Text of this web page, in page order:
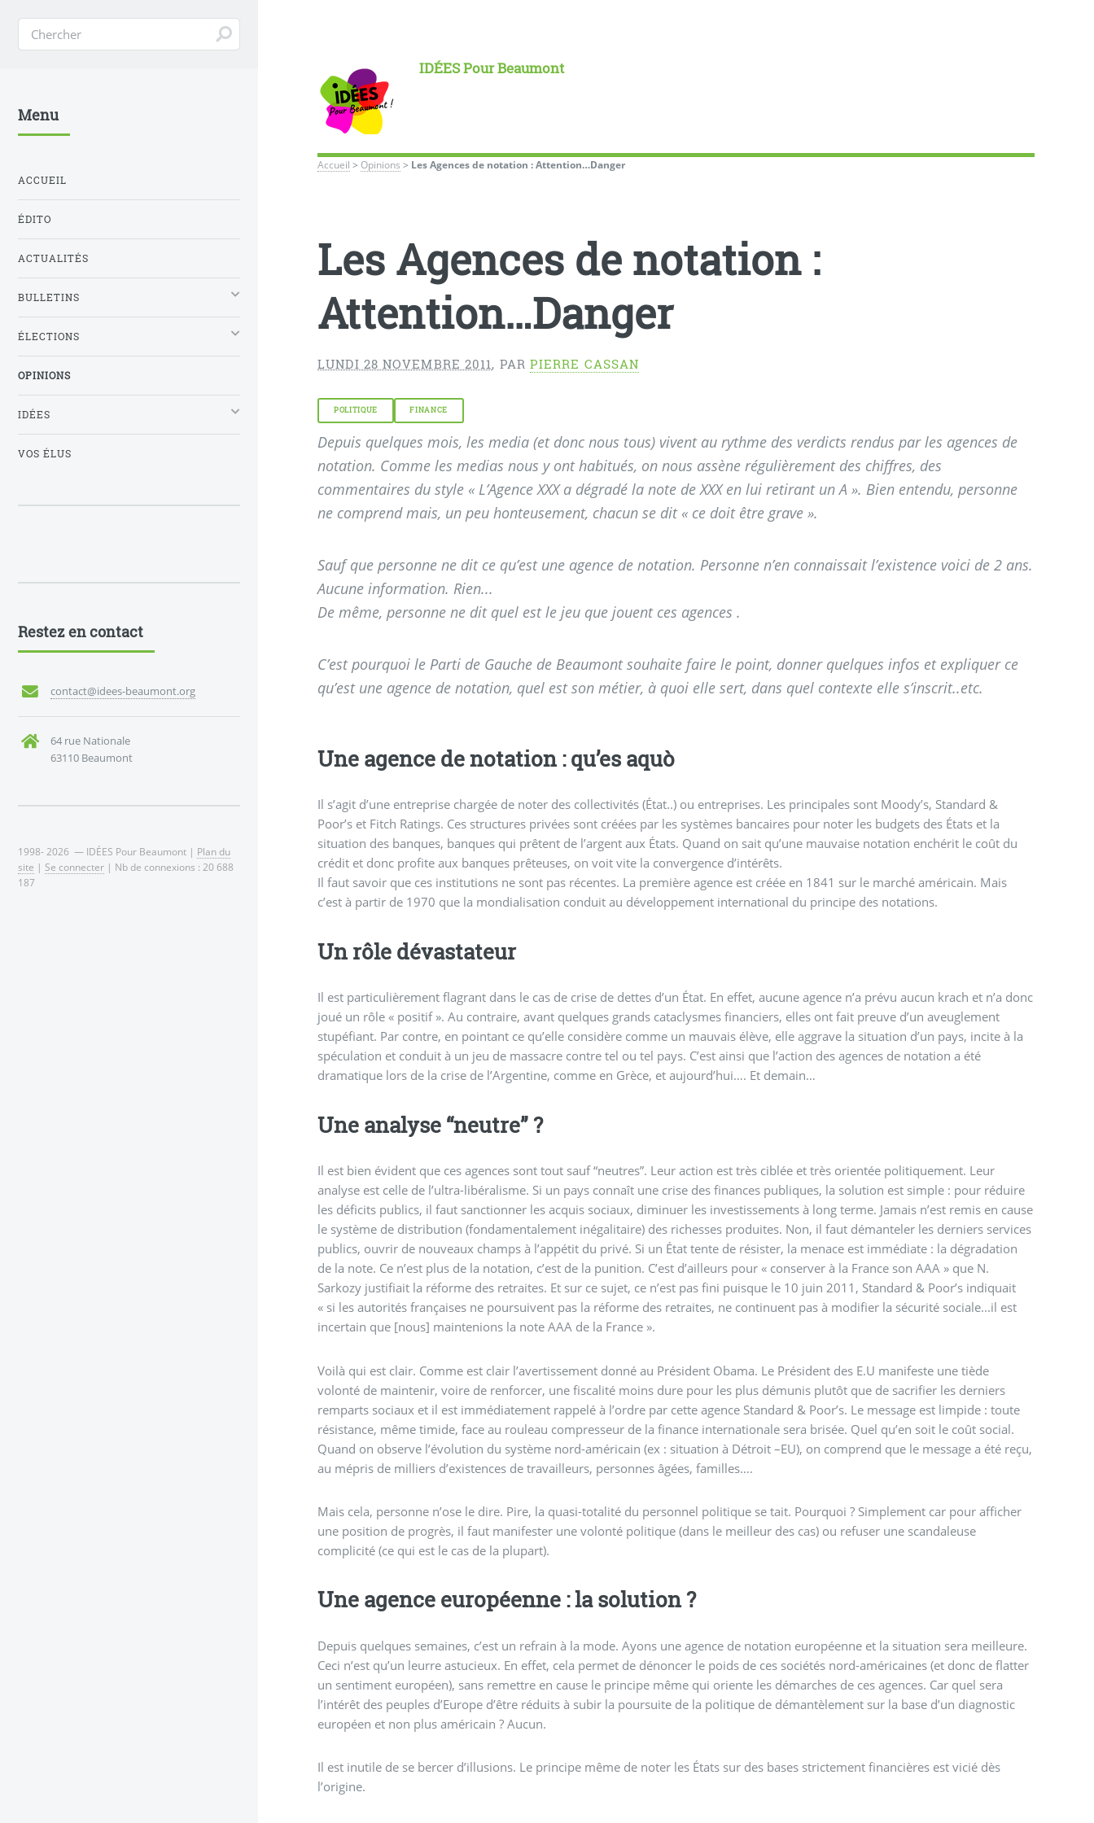
IDÉES Pour Beaumont
Accueil >Opinions > Les Agences de notation : Attention…Danger
Les Agences de notation :
Attention…Danger
LUNDI 28 NOVEMBRE 2011 , PAR PIERRE CASSAN
POLITIQUE FINANCE
Depuis quelques mois, les media (et donc nous tous) vivent au rythme des verdicts rendus par les agences de
notation. Comme les medias nous y ont habitués, on nous assène régulièrement des chiffres, des
commentaires du style « L’Agence XXX a dégradé la note de XXX en lui retirant un A ». Bien entendu, personne
ne comprend mais, un peu honteusement, chacun se dit « ce doit être grave ».
Sauf que personne ne dit ce qu’est une agence de notation. Personne n’en connaissait l’existence voici de 2 ans.
Aucune information. Rien...
De même, personne ne dit quel est le jeu que jouent ces agences .
C’est pourquoi le Parti de Gauche de Beaumont souhaite faire le point, donner quelques infos et expliquer ce
qu’est une agence de notation, quel est son métier, à quoi elle sert, dans quel contexte elle s’inscrit..etc.
Une agence de notation : qu’es aquò
Il s’agit d’une entreprise chargée de noter des collectivités (État..) ou entreprises. Les principales sont Moody’s, Standard &
Poor’s et Fitch Ratings. Ces structures privées sont créées par les systèmes bancaires pour noter les budgets des États et la
situation des banques, banques qui prêtent de l’argent aux États. Quand on sait qu’une mauvaise notation enchérit le coût du
crédit et donc profite aux banques prêteuses, on voit vite la convergence d’intérêts.
Il faut savoir que ces institutions ne sont pas récentes. La première agence est créée en 1841 sur le marché américain. Mais
c’est à partir de 1970 que la mondialisation conduit au développement international du principe des notations.
Un rôle dévastateur
Il est particulièrement flagrant dans le cas de crise de dettes d’un État. En effet, aucune agence n’a prévu aucun krach et n’a donc
joué un rôle « positif ». Au contraire, avant quelques grands cataclysmes financiers, elles ont fait preuve d’un aveuglement
stupéfiant. Par contre, en pointant ce qu’elle considère comme un mauvais élève, elle aggrave la situation d’un pays, incite à la
spéculation et conduit à un jeu de massacre contre tel ou tel pays. C’est ainsi que l’action des agences de notation a été
dramatique lors de la crise de l’Argentine, comme en Grèce, et aujourd’hui…. Et demain…
Une analyse “neutre” ?
Il est bien évident que ces agences sont tout sauf “neutres”. Leur action est très ciblée et très orientée politiquement. Leur
analyse est celle de l’ultra-libéralisme. Si un pays connaît une crise des finances publiques, la solution est simple : pour réduire
les déficits publics, il faut sanctionner les acquis sociaux, diminuer les investissements à long terme. Jamais n’est remis en cause
le système de distribution (fondamentalement inégalitaire) des richesses produites. Non, il faut démanteler les derniers services
publics, ouvrir de nouveaux champs à l’appétit du privé. Si un État tente de résister, la menace est immédiate : la dégradation
de la note. Ce n’est plus de la notation, c’est de la punition. C’est d’ailleurs pour « conserver à la France son AAA » que N.
Sarkozy justifiait la réforme des retraites. Et sur ce sujet, ce n’est pas fini puisque le 10 juin 2011, Standard & Poor’s indiquait
« si les autorités françaises ne poursuivent pas la réforme des retraites, ne continuent pas à modifier la sécurité sociale...il est
incertain que [nous] maintenions la note AAA de la France ».
Voilà qui est clair. Comme est clair l’avertissement donné au Président Obama. Le Président des E.U manifeste une tiède
volonté de maintenir, voire de renforcer, une fiscalité moins dure pour les plus démunis plutôt que de sacrifier les derniers
remparts sociaux et il est immédiatement rappelé à l’ordre par cette agence Standard & Poor’s. Le message est limpide : toute
résistance, même timide, face au rouleau compresseur de la finance internationale sera brisée. Quel qu’en soit le coût social.
Quand on observe l’évolution du système nord-américain (ex : situation à Détroit –EU), on comprend que le message a été reçu,
au mépris de milliers d’existences de travailleurs, personnes âgées, familles….
Mais cela, personne n’ose le dire. Pire, la quasi-totalité du personnel politique se tait. Pourquoi ? Simplement car pour afficher
une position de progrès, il faut manifester une volonté politique (dans le meilleur des cas) ou refuser une scandaleuse
complicité (ce qui est le cas de la plupart).
Une agence européenne : la solution ?
Depuis quelques semaines, c’est un refrain à la mode. Ayons une agence de notation européenne et la situation sera meilleure.
Ceci n’est qu’un leurre astucieux. En effet, cela permet de dénoncer le poids de ces sociétés nord-américaines (et donc de flatter
un sentiment européen), sans remettre en cause le principe même qui oriente les démarches de ces agences. Car quel sera
l’intérêt des peuples d’Europe d’être réduits à subir la poursuite de la politique de démantèlement sur la base d’un diagnostic
européen et non plus américain ? Aucun.
Il est inutile de se bercer d’illusions. Le principe même de noter les États sur des bases strictement financières est vicié dès
l’origine.
Menu
ACCUEIL
ÉDITO
ACTUALITÉS
BULLETINS
ÉLECTIONS
OPINIONS
IDÉES
VOS ÉLUS
Restez en contact
contact@idees-beaumont.org
64 rue Nationale
63110 Beaumont
1998- 2026 — IDÉES Pour Beaumont | Plan du
site | Se connecter | Nb de connexions : 20 688
187